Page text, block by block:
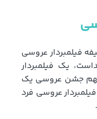
فیلمبردار عروسی
یک فیلمبردار
جشن عروسی یک
عروسی فرد